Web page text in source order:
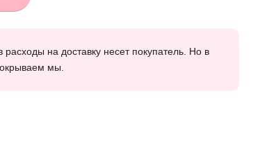
на доставку несет покупатель. Но в
мы.